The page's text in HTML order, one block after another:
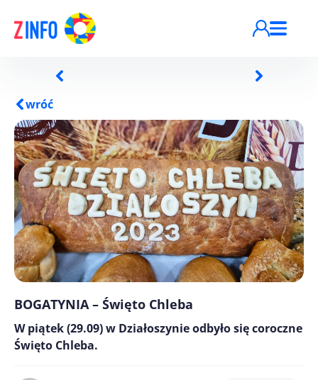
wróć
BOGATYNIA – Święto Chleba
W piątek (29.09) w Działoszynie odbyło się coroczne
Święto Chleba.